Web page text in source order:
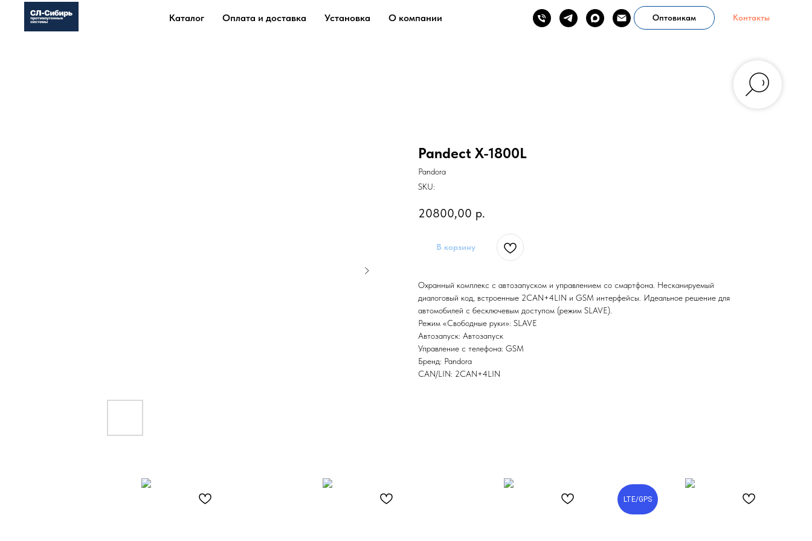
Каталог Оплата и доставка Установка О компании Оптовикам Контакты
Pandect X-1800L
Pandora
SKU:
20800,00 р.
В корзину
Охранный комплекс с автозапуском и управлением со смартфона. Несканируемый
диалоговый код, встроенные 2CAN+4LIN и GSM интерфейсы. Идеальное решение для
автомобилей с бесключевым доступом (режим SLAVE).
Режим «Свободные руки»: SLAVE
Автозапуск: Автозапуск
Управление с телефона: GSM
Бренд: Pandora
CAN/LIN: 2CAN+4LIN
LTE/GPS